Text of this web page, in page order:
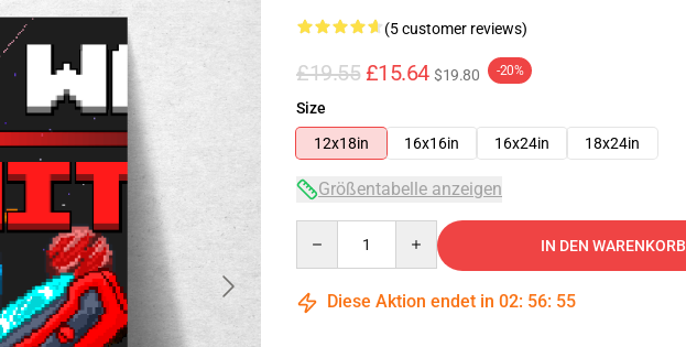
(5 customer reviews)
£19.55 £15.64 $19.80 -20%
Size
12x18in
16x16in 16x24in 18x24in
Größentabelle anzeigen
IN DEN WARENKORB
Diese Aktion endet in 02: 56: 54